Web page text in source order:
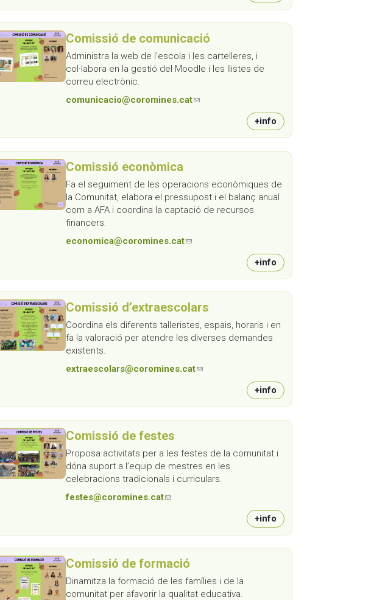
Comissió de comunicació
Administra la web de l’escola i les cartelleres, i
col·labora en la gestió del Moodle i les llistes de
correu electrònic.
comunicacio@coromines.cat(link sends e-mail)
+info
Comissió econòmica
Fa el seguiment de les operacions econòmiques de
la Comunitat, elabora el pressupost i el balanç anual
com a AFA i coordina la captació de recursos
financers.
economica@coromines.cat(link sends e-mail)
+info
Comissió d’extraescolars
Coordina els diferents talleristes, espais, horaris i en
fa la valoració per atendre les diverses demandes
existents.
extraescolars@coromines.cat(link sends e-mail)
+info
Comissió de festes
Proposa activitats per a les festes de la comunitat i
dóna suport a l’equip de mestres en les
celebracions tradicionals i curriculars.
festes@coromines.cat(link sends e-mail)
+info
Comissió de formació
Dinamitza la formació de les famílies i de la
comunitat per afavorir la qualitat educativa.